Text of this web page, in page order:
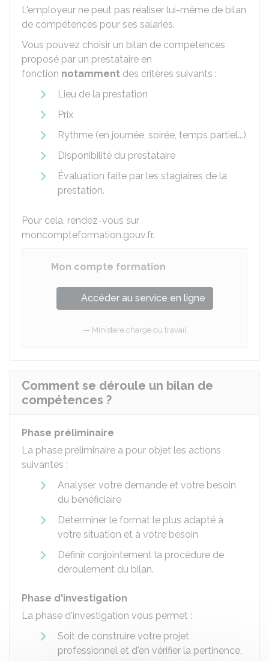
L'employeur ne peut pas réaliser lui-même de bilan
de compétences pour ses salariés.
Vous pouvez choisir un bilan de compétences
proposé par un prestataire en
fonction notamment des critères suivants :
Lieu de la prestation
Prix
Rythme (en journée, soirée, temps partiel...)
Disponibilité du prestataire
Évaluation faite par les stagiaires de la
prestation.
Pour cela, rendez-vous sur
moncompteformation.gouv.fr.
Mon compte formation
Accéder au service en ligne
Ministère chargé du travail
Comment se déroule un bilan de
compétences ?
Phase préliminaire
La phase préliminaire a pour objet les actions
suivantes :
Analyser votre demande et votre besoin
du bénéficiaire
Déterminer le format le plus adapté à
votre situation et à votre besoin
Définir conjointement la procédure de
déroulement du bilan.
Phase d'investigation
La phase d'investigation vous permet :
Soit de construire votre projet
professionnel et d'en vérifier la pertinence,